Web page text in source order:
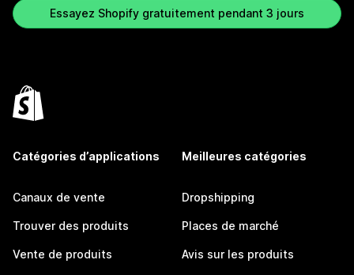
Essayez Shopify gratuitement pendant 3 jours
Catégories d’applications
Canaux de vente
Trouver des produits
Vente de produits
Meilleures catégories
Dropshipping
Places de marché
Avis sur les produits